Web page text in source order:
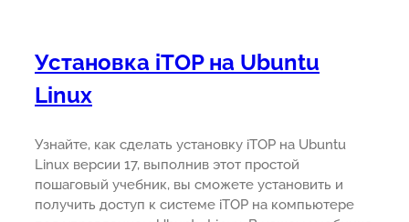
Установка iTOP на Ubuntu
Linux
Узнайте, как сделать установку iTOP на Ubuntu
Linux версии 17, выполнив этот простой
пошаговый учебник, вы сможете установить и
получить доступ к системе iTOP на компьютере